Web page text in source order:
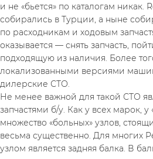
и не «бьется» по каталогам никак.
собирались в Турции, а ныне
по расходникам и ходовым
оказывается — снять запчасть,
подходящую из наличия. Более
локализованными версиями
дилерские СТО.
Не менее важной для такой СТО
запчастями б/у. Как у всех марок, у
множество «больных» узлов,
весьма существенно. Для многих
узлом является задняя балка. В